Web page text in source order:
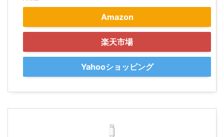
Amazon
楽天市場
Yahooショッピング